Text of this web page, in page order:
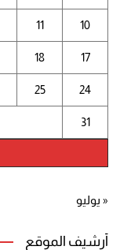
10
11
17
18
24
25
31
« يوليو
أرشيف الموقع